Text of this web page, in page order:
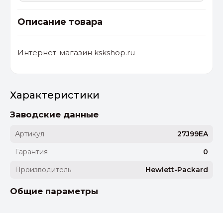
Описание товара
Интернет-магазин kskshop.ru
Характеристики
Заводские данные
Артикул
27J99EA
Гарантия
0
Производитель
Hewlett-Packard
Общие параметры